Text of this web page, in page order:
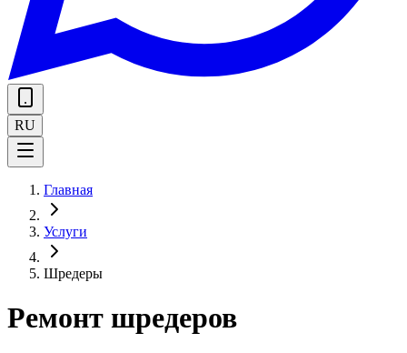
RU
Главная
Услуги
Шредеры
Ремонт шредеров